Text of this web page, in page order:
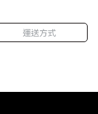
運送方式